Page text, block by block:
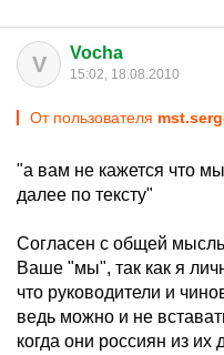
V Vocha
15:02, 18.08.2010
От пользователя
"а вам не кажется что
далее по тексту"
Согласен с общей
Ваше "мы", так как я
что руководители и
ведь можно и не
когда они россиян из их